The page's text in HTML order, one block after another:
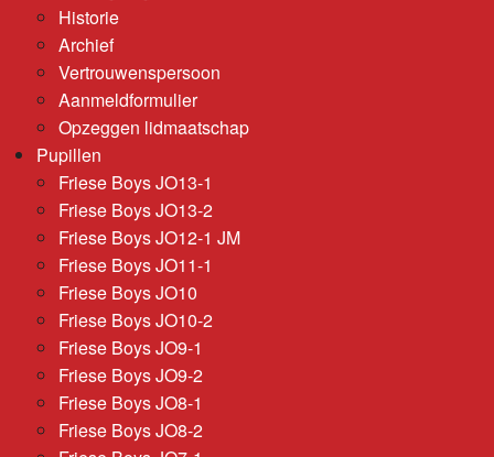
Historie
Archief
Vertrouwenspersoon
Aanmeldformulier
Opzeggen lidmaatschap
Pupillen
Friese Boys JO13-1
Friese Boys JO13-2
Friese Boys JO12-1 JM
Friese Boys JO11-1
Friese Boys JO10
Friese Boys JO10-2
Friese Boys JO9-1
Friese Boys JO9-2
Friese Boys JO8-1
Friese Boys JO8-2